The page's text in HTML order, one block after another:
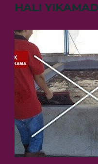
HALI